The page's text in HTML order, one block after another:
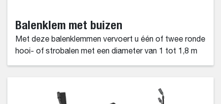
Balenklem met buizen
Met deze balenklemmen vervoert u één of twee ronde
hooi- of strobalen met een diameter van 1 tot 1,8 m